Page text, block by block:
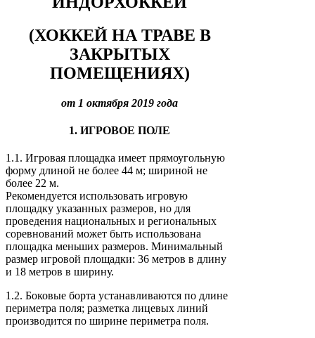
(ХОККЕЙ НА ТРАВЕ В
ЗАКРЫТЫХ
ПОМЕЩЕНИЯХ)
от 1 октября 2019 года
1. ИГРОВОЕ ПОЛЕ
1.1. Игровая площадка имеет прямоугольную
форму длиной не более 44 м; шириной не
более 22 м.
Рекомендуется использовать игровую
площадку указанных размеров, но для
проведения национальных и региональных
соревнований может быть использована
площадка меньших размеров. Минимальный
размер игровой площадки: 36 метров в длину
и 18 метров в ширину.
1.2. Боковые борта устанавливаются по длине
периметра поля; разметка лицевых линий
производится по ширине периметра поля.